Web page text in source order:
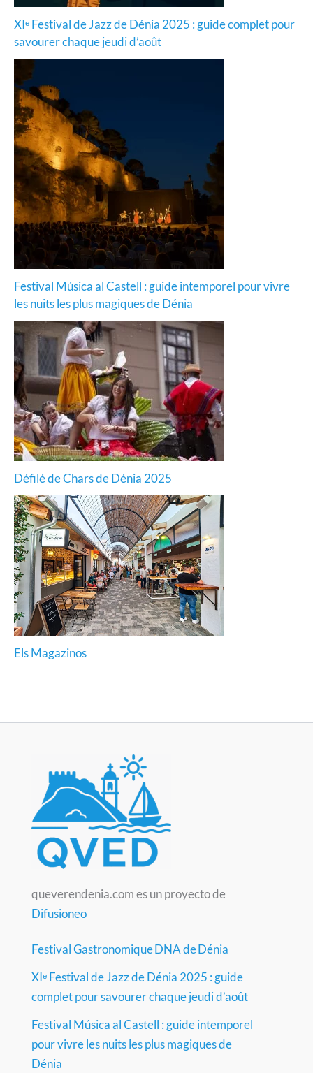
XIᵉ Festival de Jazz de Dénia 2025 : guide complet pour
savourer chaque jeudi d’août
Festival Música al Castell : guide intemporel pour vivre
les nuits les plus magiques de Dénia
Défilé de Chars de Dénia 2025
Els Magazinos
queverendenia.com es un proyecto de
Difusioneo
Festival Gastronomique DNA de Dénia
XIᵉ Festival de Jazz de Dénia 2025 : guide
complet pour savourer chaque jeudi d’août
Festival Música al Castell : guide intemporel
pour vivre les nuits les plus magiques de
Dénia